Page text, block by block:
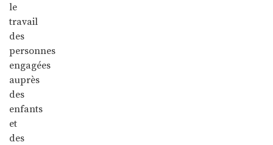
le
travail
des
personnes
engagées
auprès
des
enfants
et
des